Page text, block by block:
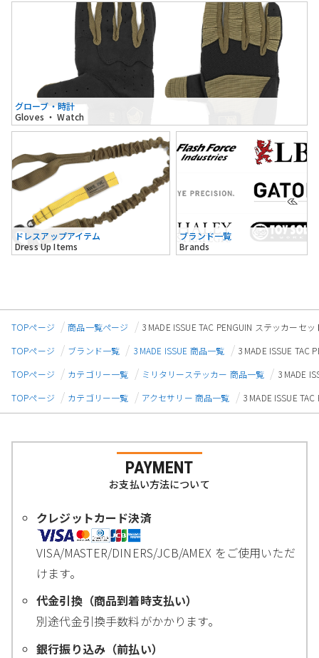
グローブ・時計
Gloves ・ Watch
ドレスアップアイテム
Dress Up Items
ブランド一覧
Brands
TOPページ 商品一覧ページ
3 MADE ISSUE TAC PENGUIN ステッカーセ
TOPページ
ブランド一覧 3 MADE ISSUE 商品一覧
3 MADE ISSUE TAC
TOPページ
カテゴリー一覧 ミリタリーステッカー 商品一覧
3 MADE
TOPページ
カテゴリー一覧 アクセサリー 商品一覧 3 MADE ISSUE
PAYMENT
お支払い方法について
クレジットカード決済
VISA/MASTER/DINERS/JCB/AMEX をご使用いただ
けます。
代金引換（商品到着時支払い）
別途代金引換手数料がかかります。
銀行振り込み（前払い）